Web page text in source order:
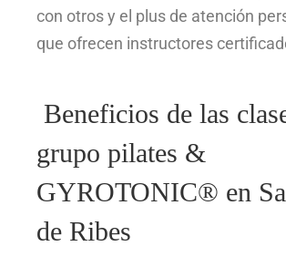
con otros y el plus de atención
que ofrecen instructores
Beneficios de las
grupo pilates &
GYROTONIC® en
de Ribes